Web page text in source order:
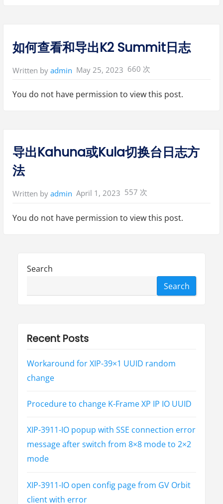
G
V
I
日
志
如何查看和导出K2 Summit日志
Written by admin May 25, 2023 660 次
You do not have permission to view this post.
导出Kahuna或Kula切换台日志方
法
Written by admin April 1, 2023 557 次
You do not have permission to view this post.
Search
Search
Recent Posts
Workaround for XIP-39×1 UUID random
change
Procedure to change K-Frame XP IP IO UUID
XIP-3911-IO popup with SSE connection error
message after switch from 8×8 mode to 2×2
mode
XIP-3911-IO open config page from GV Orbit
client with error